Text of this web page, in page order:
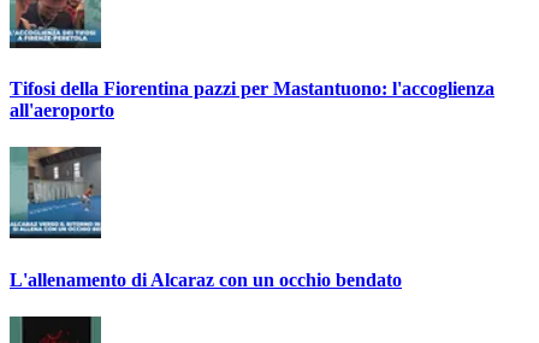
Tifosi della Fiorentina pazzi per Mastantuono: l'accoglienza
all'aeroporto
L'allenamento di Alcaraz con un occhio bendato